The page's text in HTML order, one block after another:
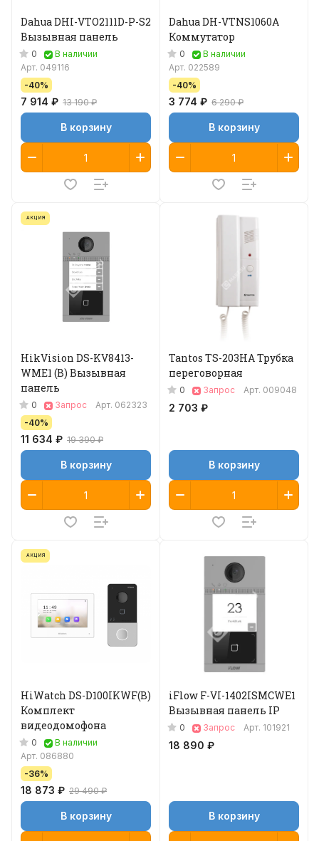
Dahua DHI-VTO2111D-P-S2
Вызывная панель
0
В наличии
Арт. 049116
-40%
7 914 ₽ 13 190 ₽
В корзину
Dahua DH-VTNS1060A
Коммутатор
0
В наличии
Арт. 022589
-40%
3 774 ₽ 6 290 ₽
В корзину
АКЦИЯ
HikVision DS-KV8413-
WME1 (B) Вызывная
панель
0 Запрос Арт. 062323
-40%
11 634 ₽ 19 390 ₽
В корзину
Tantos TS-203HA Трубка
переговорная
0 Запрос Арт. 009048
2 703 ₽
В корзину
АКЦИЯ
HiWatch DS-D100IKWF(B)
Комплект
видеодомофона
0
В наличии
Арт. 086880
-36%
18 873 ₽ 29 490 ₽
В корзину
iFlow F-VI-1402ISMCWE1
Вызывная панель IP
0 Запрос Арт. 101921
18 890 ₽
В корзину